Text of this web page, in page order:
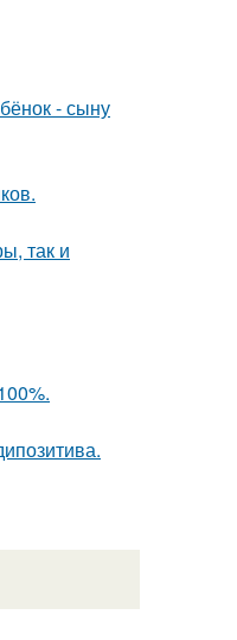
- сыну
так и